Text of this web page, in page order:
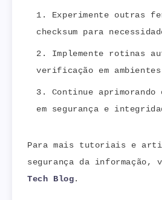
Experimente outras
checksum para
Implemente rotinas
verificação em
Continue aprimorando
em segurança e
Para mais tutoriais e
segurança da
Tech Blog.